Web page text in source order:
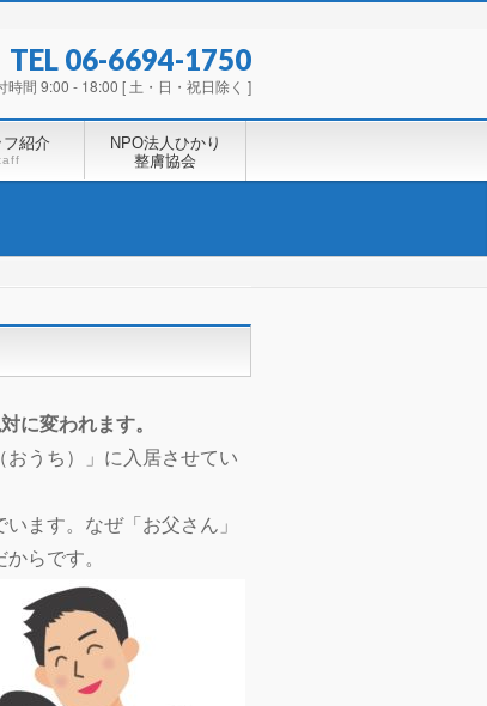
TEL 06-6694-1750
時間 9:00 - 18:00 [ 土・日・祝日除く ]
フ紹介
NPO法人ひかり
整膚協会
に変われます。
うち）」に入居させてい
ます。なぜ「お父さん」
らです。